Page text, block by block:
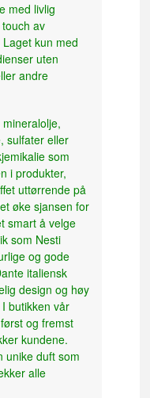
med livlig
av
kun med
uten
andre
sulfater eller
som
i produkter,
uttørrende på
øke sjansen for
smart å velge
som Nesti
og gode
italiensk
design og høy
butikken vår
og fremst
kundene.
unike duft som
alle